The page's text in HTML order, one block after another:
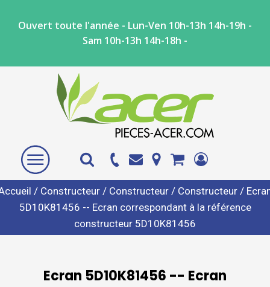
Ouvert toute l'année - Lun-Ven 10h-13h 14h-19h -
Sam 10h-13h 14h-18h -
/ Constructeur / Constructeur / Constructeur /
5D10K81456 -- Ecran correspondant à la référence
constructeur 5D10K81456
Ecran 5D10K81456 -- Ecran